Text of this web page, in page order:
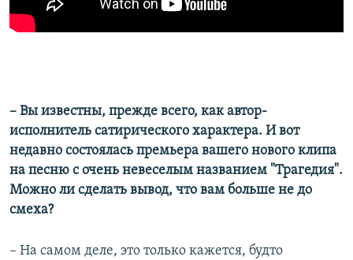
– Вы известны, прежде всего, как автор-
исполнитель сатирического характера. И вот
недавно состоялась премьера вашего нового клипа
на песню с очень невеселым названием "Трагедия".
Можно ли сделать вывод, что вам больше не до
смеха?
– На самом деле, это только кажется, будто